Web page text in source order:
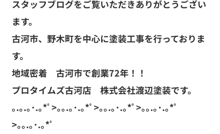
スタッフブログをご覧いただきありがとうござい
ます。
古河市、野木町を中心に塗装工事を行っておりま
す。
地域密着 古河市で創業72年！！
プロタイムズ古河店 株式会社渡辺塗装です。
｡.｡.｡･.｡*ﾟ>｡｡.｡･.｡*ﾟ>｡｡.｡･.｡*ﾟ>｡｡.｡･.｡*ﾟ
>｡｡.｡･.｡*ﾟ